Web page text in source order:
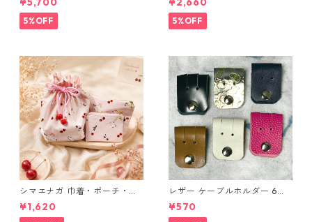
ングラデシュ l175 レザー 革財
布 ハンドメイド 経年変化
5%OFF 5%OFF
シマエナガ 巾着・ポーチ・ミ
ニポーチ(カード収納にも) ３
点セット さくらんぼ柄×淡いピ
¥1,620
レザー ケーブルホルダー 6個
セット
¥570